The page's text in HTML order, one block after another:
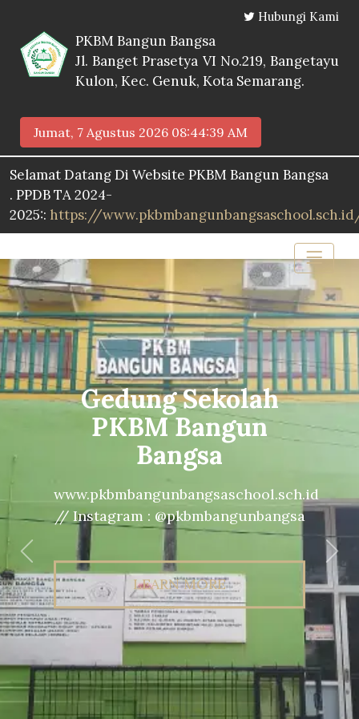
Hubungi Kami
PKBM Bangun Bangsa
Jl. Banget Prasetya VI No.219, Bangetayu
Kulon, Kec. Genuk, Kota Semarang.
Jumat, 7 Agustus 2026 08:44:41 AM
Datang Di Website PKBM Bangun Bangsa
TA 2024-
www.pkbmbangunbangsaschool.sch.id/ppdb
Gedung Sekolah
PKBM Bangun
Bangsa
www.pkbmbangunbangsaschool.sch.id
// Instagram : @pkbmbangunbangsa
LEARN MORE
Previous